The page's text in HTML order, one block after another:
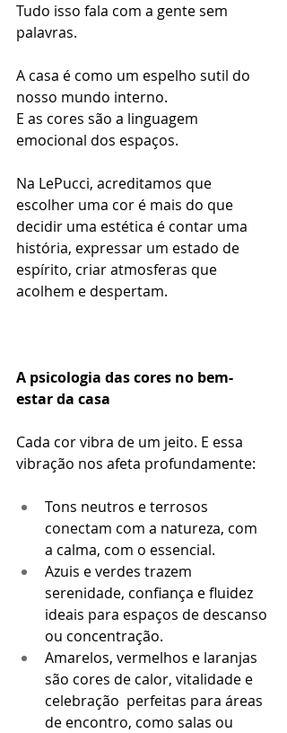
Tudo isso fala com a gente sem
palavras.
A casa é como um espelho sutil do
nosso mundo interno.
E as cores são a linguagem
emocional dos espaços.
Na LePucci, acreditamos que
escolher uma cor é mais do que
decidir uma estética é contar uma
história, expressar um estado de
espírito, criar atmosferas que
acolhem e despertam.
A psicologia das cores no bem-
estar da casa
Cada cor vibra de um jeito. E essa
vibração nos afeta profundamente:
Tons neutros e terrosos
conectam com a natureza, com
a calma, com o essencial.
Azuis e verdes trazem
serenidade, confiança e fluidez
ideais para espaços de descanso
ou concentração.
Amarelos, vermelhos e laranjas
são cores de calor, vitalidade e
celebração  perfeitas para áreas
de encontro, como salas ou